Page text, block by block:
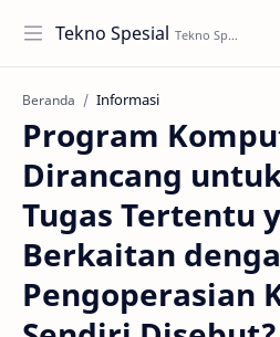
Tekno Spesial
Beranda Informasi
Program
Dirancang
Tugas Tertentu
Berkaitan
Pengoperasian